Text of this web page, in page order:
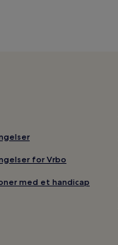
for Vrbo
med et handicap